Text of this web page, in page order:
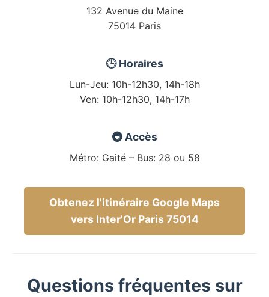
132 Avenue du Maine
75014 Paris
🕒 Horaires
Lun-Jeu: 10h-12h30, 14h-18h
Ven: 10h-12h30, 14h-17h
🚇 Accès
Métro: Gaité – Bus: 28 ou 58
Obtenez l'itinéraire Google Maps
vers Inter'Or Paris 75014
Questions fréquentes sur